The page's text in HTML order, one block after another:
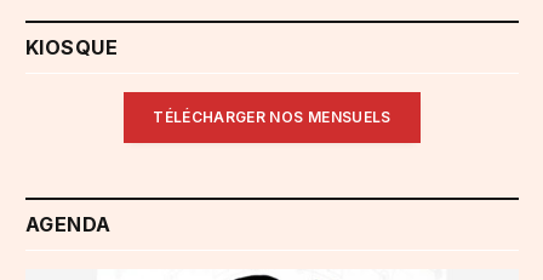
KIOSQUE
TÉLÉCHARGER NOS MENSUELS
AGENDA